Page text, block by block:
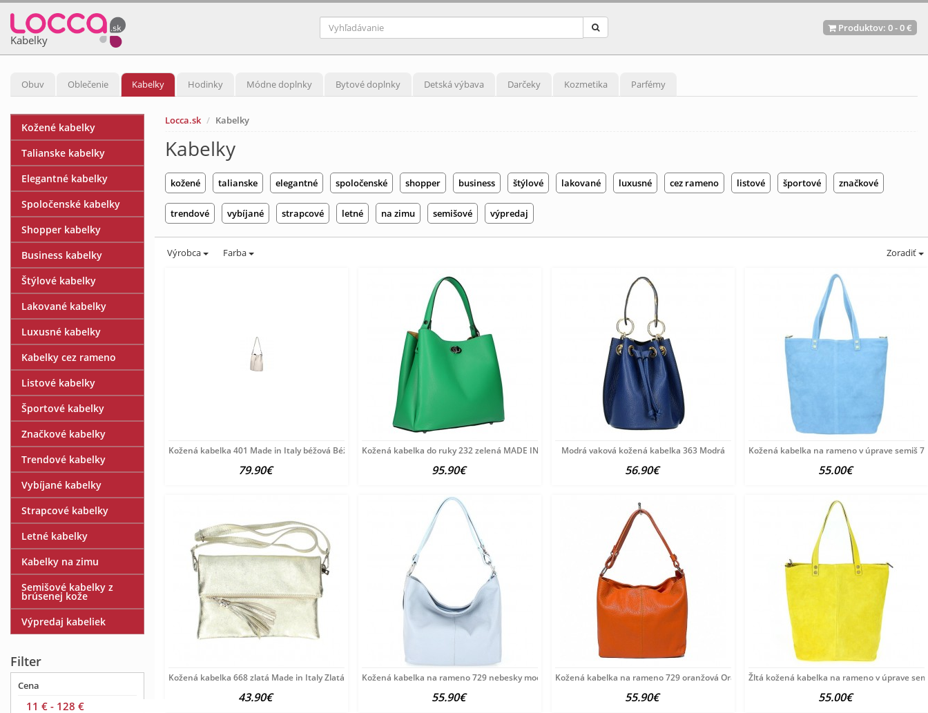
Kabelky
Produktov: 0-0 €
Obuv Oblečenie Kabelky Hodinky Módne doplnky Bytové doplnky Detská výbava Darčeky Kozmetika Parfémy
Locca.sk Kabelky
Kabelky
kožené talianske elegantné spoločenské shopper business štýlové lakované luxusné cez rameno listové športové značkové
trendové vybíjané strapcové letné na zimu semišové výpredaj
Výrobca Farba Zoradiť
Kožená kabelka 401 Made in Italy béžová Béžová
79.90€
Kožená kabelka do ruky 232 zelená MADE IN ITALY Zelená
95.90€
Modrá vaková kožená kabelka 363 Modrá
56.90€
Kožená kabelka na rameno v úprave semiš
55.00€
Kožená kabelka 668 zlatá Made in Italy Zlatá
43.90€
Kožená kabelka na rameno 729 nebesky modrá Nebesky modrá
55.90€
Kožená kabelka na rameno 729 oranžová Oranžová
55.90€
Žltá kožená kabelka na rameno v úprave
55.00€
Kožené kabelky
Talianske kabelky
Elegantné kabelky
Spoločenské kabelky
Shopper kabelky
Business kabelky
Štýlové kabelky
Lakované kabelky
Luxusné kabelky
Kabelky cez rameno
Listové kabelky
Športové kabelky
Značkové kabelky
Trendové kabelky
Vybíjané kabelky
Strapcové kabelky
Letné kabelky
Kabelky na zimu
Semišové kabelky z
brúsenej kože
Výpredaj kabeliek
Filter
Cena